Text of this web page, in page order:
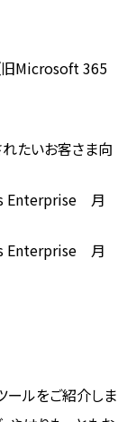
Microsoft 365
たいお客さま向
Enterprise 月
Enterprise 月
ールをご紹介しま